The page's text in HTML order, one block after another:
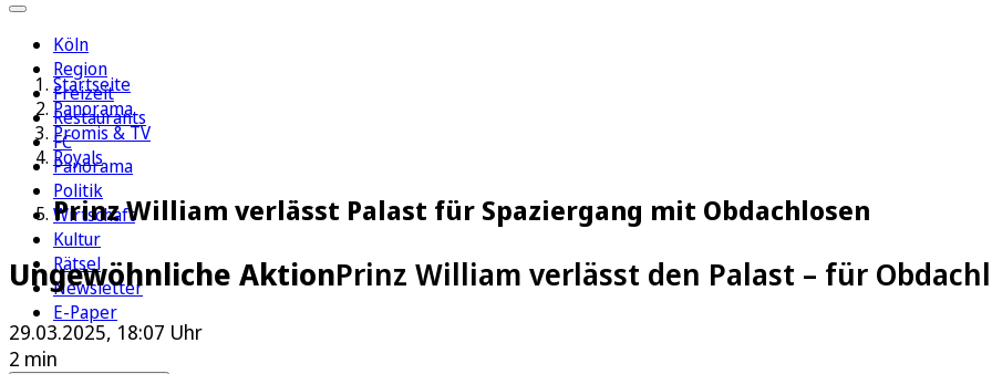
Köln
Region
Freizeit
Restaurants
FC
Panorama
Politik
Wirtschaft
Kultur
Rätsel
Newsletter
E-Paper
Startseite
Panorama
Promis & TV
Royals
Prinz William verlässt Palast für Spaziergang mit Obdachlosen
Ungewöhnliche AktionPrinz William verlässt den Palast – für
29.03.2025, 18:07 Uhr
2 min